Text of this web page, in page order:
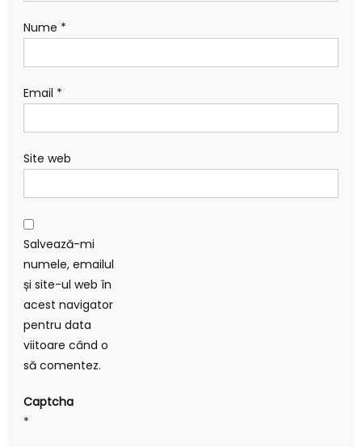
Nume *
Email *
Site web
Salvează-mi
numele, emailul
și site-ul web în
acest navigator
pentru data
viitoare când o
să comentez.
Captcha
*